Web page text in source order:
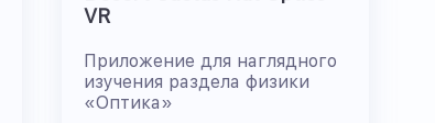
VR
Приложение для наглядного
изучения раздела физики
«Оптика»